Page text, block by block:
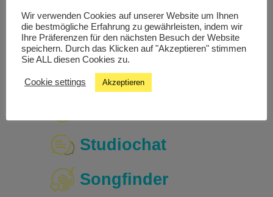
Subscribe
in
Google
Subscribe
in
Outlook
Export
for
Google
Export
for
Outlook
Studiochat
Songfinder
Wir verwenden Cookies auf unserer Website um Ihnen
die bestmögliche Erfahrung zu gewährleisten, indem wir
Ihre Präferenzen für den nächsten Besuch der Website
speichern. Durch das Klicken auf "Akzeptieren" stimmen
Sie ALL diesen Cookies zu.
Cookie settings Akzeptieren